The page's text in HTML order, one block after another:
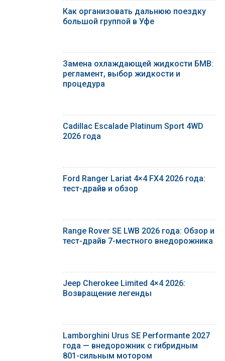
Как организовать дальнюю поездку
большой группой в Уфе
Замена охлаждающей жидкости БМВ:
регламент, выбор жидкости и
процедура
Cadillac Escalade Platinum Sport 4WD
2026 года
Ford Ranger Lariat 4×4 FX4 2026 года:
тест-драйв и обзор
Range Rover SE LWB 2026 года: Обзор и
тест-драйв 7-местного внедорожника
Jeep Cherokee Limited 4×4 2026:
Возвращение легенды
Lamborghini Urus SE Performante 2027
года — внедорожник с гибридным
801-сильным мотором